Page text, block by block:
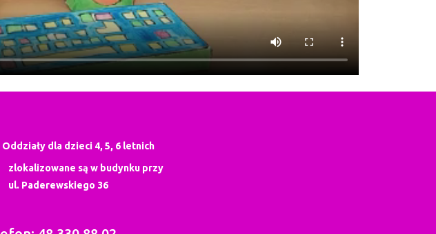
Oddziały dla dzieci 4, 5, 6 letnich
są w budynku przy
Paderewskiego 36